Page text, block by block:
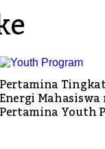
Pertamina
Energi
Pertamina Youth